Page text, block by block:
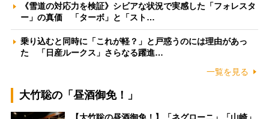
《雪道の対応力を検証》シビアな状況で実感した「フォレスタ
ー」の真価 「ターボ」と「スト…
乗り込むと同時に「これが軽？」と戸惑うのには理由があっ
た 「日産ルークス」さらなる躍進…
一覧を見る
大竹聡の「昼酒御免！」